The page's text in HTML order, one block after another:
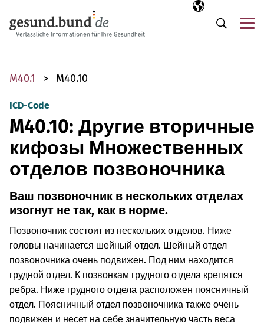
Выбранный
RU
Поиск
M40.1 M40.10
ICD-Code
M40.10: Другие вторичные
кифозы Множественных
отделов позвоночника
Ваш позвоночник в нескольких отделах
изогнут не так, как в норме.
Позвоночник состоит из нескольких отделов. Ниже
головы начинается шейный отдел. Шейный отдел
позвоночника очень подвижен. Под ним находится
грудной отдел. К позвонкам грудного отдела крепятся
ребра. Ниже грудного отдела расположен поясничный
отдел. Поясничный отдел позвоночника также очень
подвижен и несет на себе значительную часть веса